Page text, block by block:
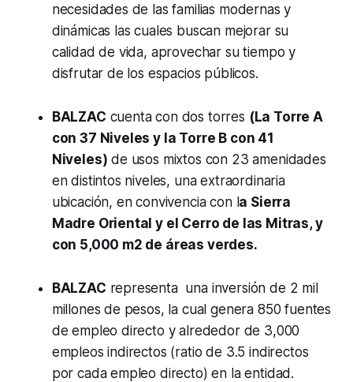
necesidades de las familias modernas y
dinámicas las cuales buscan mejorar su
calidad de vida, aprovechar su tiempo y
disfrutar de los espacios públicos.
BALZAC cuenta con dos torres (La Torre A
con 37 Niveles y la Torre B con 41
Niveles) de usos mixtos con 23 amenidades
en distintos niveles, una extraordinaria
ubicación, en convivencia con la Sierra
Madre Oriental y el Cerro de las Mitras, y
con 5,000 m2 de áreas verdes.
BALZAC representa una inversión de 2 mil
millones de pesos, la cual genera 850 fuentes
de empleo directo y alrededor de 3,000
empleos indirectos (ratio de 3.5 indirectos
por cada empleo directo) en la entidad.